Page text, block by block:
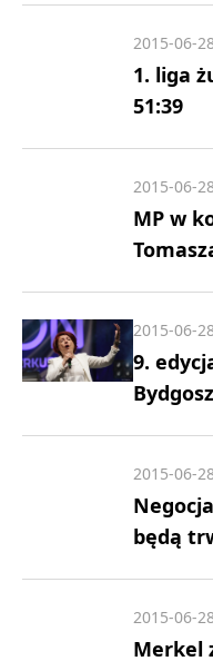
1. liga
51:39
2015-06-
MP w
2015-06-
9.
2015-06-
będą
2015-06-
Merkel
2015-06-